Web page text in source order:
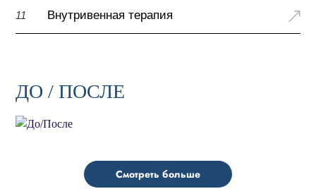
11 Внутривенная терапия
ДО / ПОСЛЕ
Смотреть больше